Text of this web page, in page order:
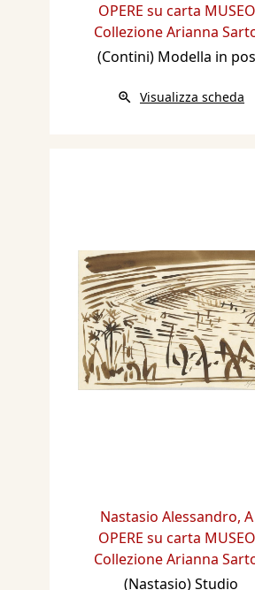
OPERE su carta
Collezione Arianna
(Contini) Modella in
Visualizza scheda
Nastasio Alessandro,
OPERE su carta
Collezione Arianna
(Nastasio) Studio